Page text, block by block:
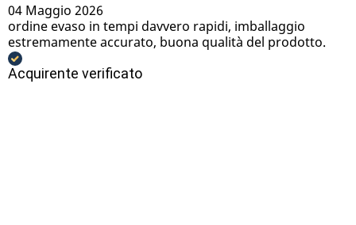
04 Maggio 2026
ordine evaso in tempi davvero rapidi, imballaggio
estremamente accurato, buona qualità del prodotto.
Acquirente verificato